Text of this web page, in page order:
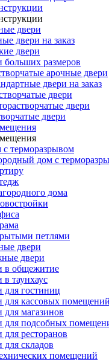
двери
двери на заказ
двери
больших размеров
арочные двери
двери на заказ
двери
двери
двери
терморазрывом
дом с
дома
петлями
двери
двери
в общежитие
в таунхаус
для гостиниц
для кассовых помещений
для магазинов
для подсобных
для ресторанов
для складов
помещений